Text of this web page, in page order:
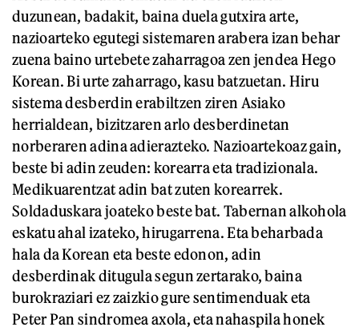
duzunean, badakit, baina duela gutxira arte,
nazioarteko egutegi sistemaren arabera izan behar
zuena baino urtebete zaharragoa zen jendea Hego
Korean. Bi urte zaharrago, kasu batzuetan. Hiru
sistema desberdin erabiltzen ziren Asiako
herrialdean, bizitzaren arlo desberdinetan
norberaren adina adierazteko. Nazioartekoaz gain,
beste bi adin zeuden: korearra eta tradizionala.
Medikuarentzat adin bat zuten korearrek.
Soldaduskara joateko beste bat. Tabernan alkohola
eskatu ahal izateko, hirugarrena. Eta beharbada
hala da Korean eta beste edonon, adin
desberdinak ditugula segun zertarako, baina
burokraziari ez zaizkio gure sentimenduak eta
Peter Pan sindromea axola, eta nahaspila honek